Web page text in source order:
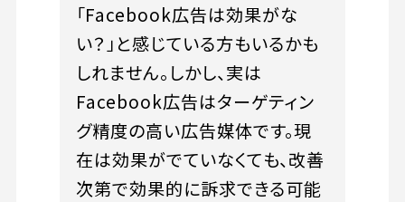
「Facebook広告は効果がな
い？」と感じている方もいるかも
しれません。しかし、実は
Facebook広告はターゲティン
グ精度の高い広告媒体です。現
在は効果がでていなくても、改善
次第で効果的に訴求できる可能